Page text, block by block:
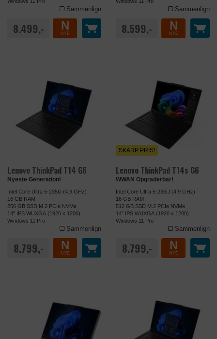
Sammenlign
8.499,- N
NYE
Sammenlign
8.599,- N
NYE
Lenovo ThinkPad T14 G6
Nyeste Generation!
Intel Core Ultra 5-235U (4.9 GHz)
16 GB RAM
256 GB SSD M.2 PCIe NVMe
14" IPS WUXGA (1920 x 1200)
Windows 11 Pro
Sammenlign
8.799,- N
NYE
Lenovo ThinkPad T14s G6
WWAN Opgraderbar!
SKARP PRIS!
Intel Core Ultra 5-235U (4.9 GHz)
16 GB RAM
512 GB SSD M.2 PCIe NVMe
14" IPS WUXGA (1920 x 1200)
Windows 11 Pro
Sammenlign
8.799,- N
NYE